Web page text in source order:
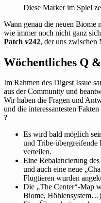
Diese Marker im Spiel
Wann genau die neuen Biome
wie immer noch nicht ganz
Patch v242, der uns zwischen
Wöchentliches Q
Im Rahmen des Digest Issue
aus der Community und
Wir haben die Fragen und
und die interessantesten
?
Es wird bald möglich
und Tribe-übergreifende
verteilen.
Eine Rebalancierung
und auch eine neue
Flugtieren wurden
Die „The Center“-Map
Biome,